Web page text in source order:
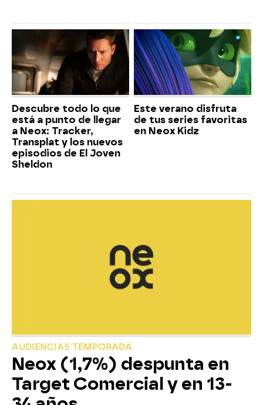
Descubre todo lo que
está a punto de llegar
a Neox: Tracker,
Transplat y los nuevos
episodios de El Joven
Sheldon
Este verano disfruta
de tus series favoritas
en Neox Kidz
AUDIENCIAS TEMPORADA
Neox (1,7%) despunta en
Target Comercial y en 13-